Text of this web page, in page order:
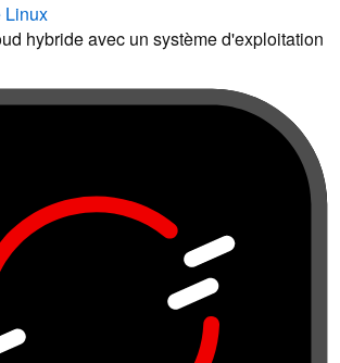
Linux
hybride avec un système d'exploitation